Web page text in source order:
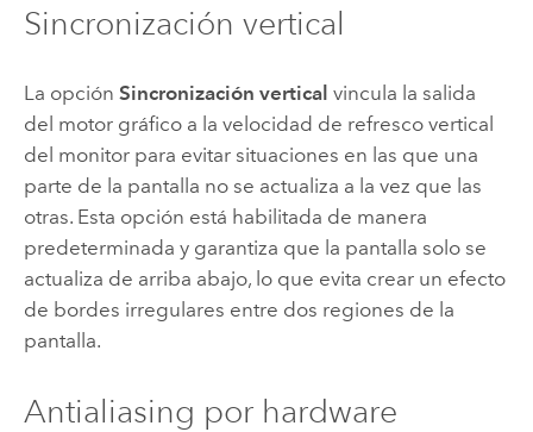
Sincronización vertical
La opción Sincronización vertical vincula la salida
del motor gráfico a la velocidad de refresco vertical
del monitor para evitar situaciones en las que una
parte de la pantalla no se actualiza a la vez que las
otras. Esta opción está habilitada de manera
predeterminada y garantiza que la pantalla solo se
actualiza de arriba abajo, lo que evita crear un efecto
de bordes irregulares entre dos regiones de la
pantalla.
Antialiasing por hardware